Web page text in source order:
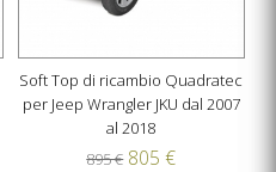
Soft Top di ricambio Quadratec
per Jeep Wrangler JKU dal 2007
al 2018
895 € 805 €